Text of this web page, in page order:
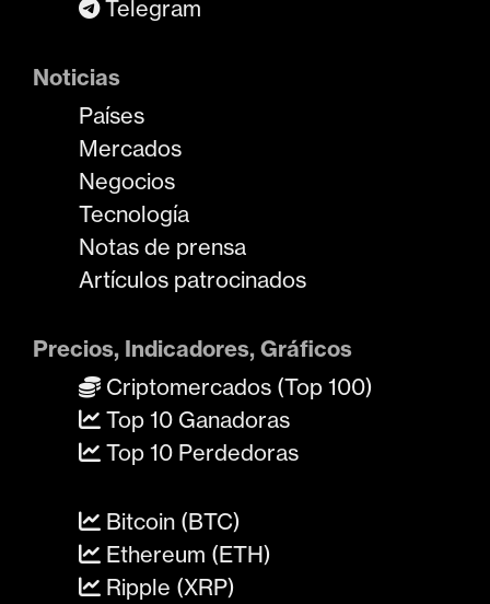
Telegram
Noticias
Países
Mercados
Negocios
Tecnología
Notas de prensa
Artículos patrocinados
Precios, Indicadores, Gráficos
Criptomercados (Top 100)
Top 10 Ganadoras
Top 10 Perdedoras
Bitcoin (BTC)
Ethereum (ETH)
Ripple (XRP)